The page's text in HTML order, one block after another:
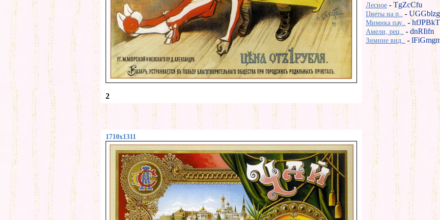
2
1710x1311
Лесное - TgZcCfu
Цветы на р.. - UGGblzg
Мимика пау.. -hfJPBkT
Амели, рец.. - dnRIifn
Зимние вид.. -